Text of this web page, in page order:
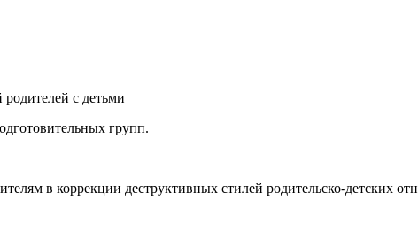
с детьми
групп.
в коррекции деструктивных стилей родительско-детских